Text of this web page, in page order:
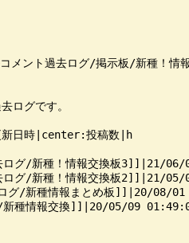
メント過去ログ/掲示板/新種！情
ログです。
日時|center:投稿数|h
ログ/新種！情報交換板3]]|21/
ログ/新種！情報交換板2]]|21/
ログ/新種情報まとめ板]]|20/08/
/新種情報交換]]|20/05/09